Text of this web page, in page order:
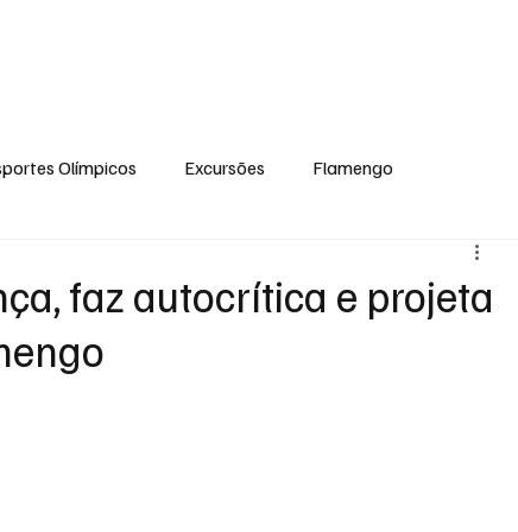
Olímpicos Excursões Flamengo
faz autocrítica e projeta